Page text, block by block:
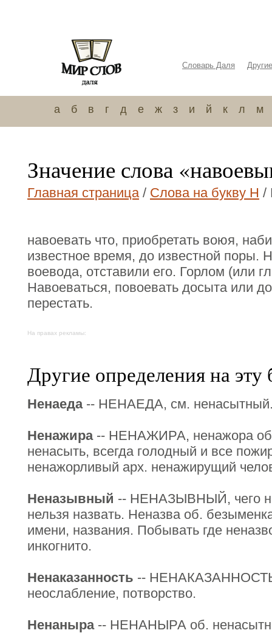
Словарь Даля
а б в г д е ж з и й к л м
Значение слова
Главная страница/ Слова на букву Н /
навоевать что, приобретать воюя,
известное время, до известной поры.
воевода, отставили его. Горлом (или
Навоеваться, повоевать досыта или
перестать.
На правах рекламы:
Другие определения на эту
Ненаеда-- НЕНАЕДА, см.
Ненажира-- НЕНАЖИРА, ненажора
ненасыть, всегда голодный и все
ненажорливый арх. ненажирущий
Неназывный -- НЕНАЗЫВНЫЙ, чего
нельзя назвать. Неназва об.
имени, названия. Побывать где
инкогнито.
Ненаказанность -- НЕНАКАЗАННОСТЬ
неослабление, потворство.
Ненаныра-- НЕНАНЫРА об.